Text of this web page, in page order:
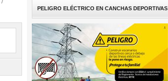
/
PELIGRO ELÉCTRICO EN CANCHAS DEPORTIVAS